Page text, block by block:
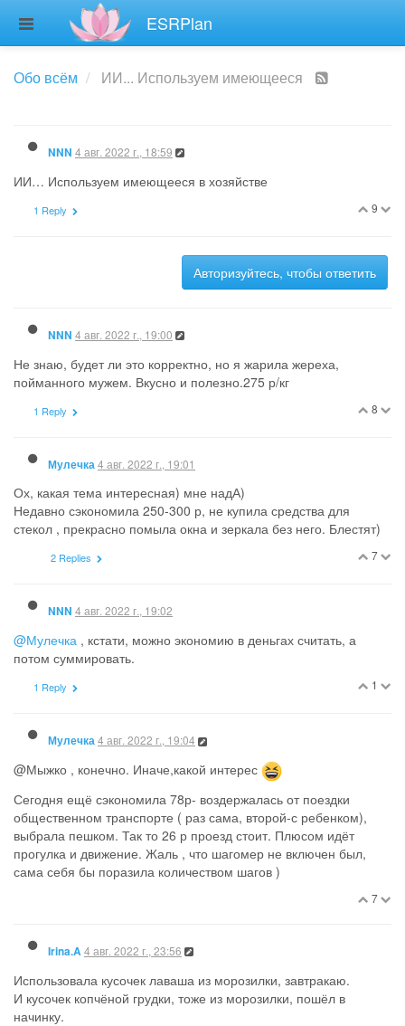
ESRPlan
Обо всём ИИ... Используем имеющееся
NNN 4 авг. 2022 г., 18:59
ИИ… Используем имеющееся в хозяйстве
9
1 Reply
Авторизуйтесь, чтобы ответить
NNN 4 авг. 2022 г., 19:00
Не знаю, будет ли это корректно, но я жарила жереха,
пойманного мужем. Вкусно и полезно.275 р/кг
8
1 Reply
Мулечка4 авг. 2022 г., 19:01
Ох, какая тема интересная) мне надА)
Недавно сэкономила 250-300 р, не купила средства для
стекол , прекрасно помыла окна и зеркала без него. Блестят)
7
2 Replies
NNN 4 авг. 2022 г., 19:02
@Мулечка , кстати, можно экономию в деньгах считать, а
потом суммировать.
1
1 Reply
Мулечка4 авг. 2022 г., 19:04
@Мыжко , конечно. Иначе,какой интерес
Сегодня ещё сэкономила 78р- воздержалась от поездки
общественном транспорте ( раз сама, второй-с ребенком),
выбрала пешком. Так то 26 р проезд стоит. Плюсом идёт
прогулка и движение. Жаль , что шагомер не включен был,
сама себя бы поразила количеством шагов )
7
Irina.A4 авг. 2022 г., 23:56
Использовала кусочек лаваша из морозилки, завтракаю.
И кусочек копчёной грудки, тоже из морозилки, пошёл в
начинку.